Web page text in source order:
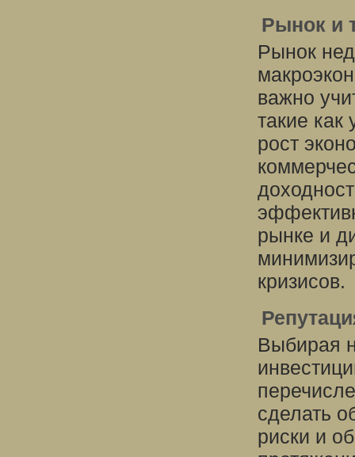
Рынок и
Рынок
важно
такие
рост
рынке и
кризисов.
Выбирая
сделать
риски и